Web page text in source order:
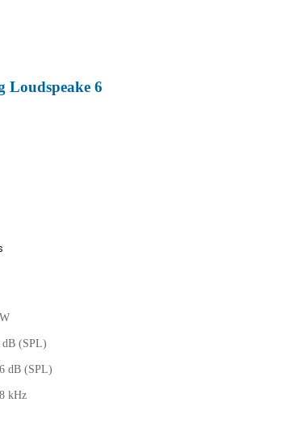
Loudspeake 6
(SPL)
dB (SPL)
kHz